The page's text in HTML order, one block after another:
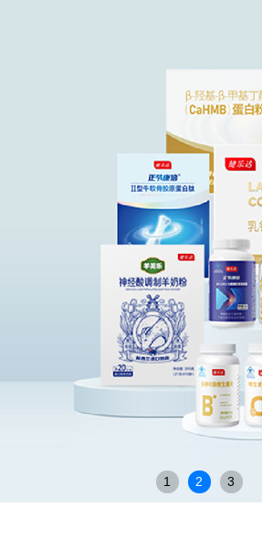
1 2 3